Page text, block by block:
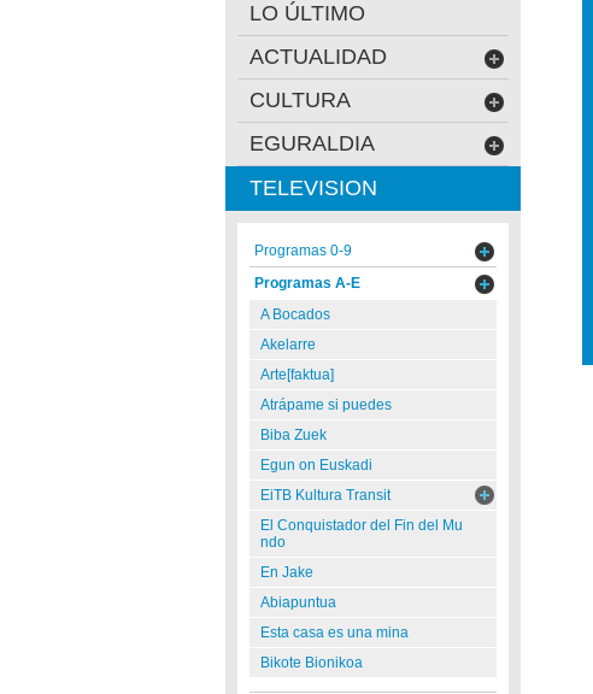
LO ÚLTIMO
ACTUALIDAD
CULTURA
EGURALDIA
TELEVISION
Programas 0-9
Programas A-E
A Bocados
Akelarre
Arte[faktua]
Atrápame si puedes
Biba Zuek
Egun on Euskadi
EiTB Kultura Transit
El Conquistador del Fin del Mu
ndo
En Jake
Abiapuntua
Esta casa es una mina
Bikote Bionikoa